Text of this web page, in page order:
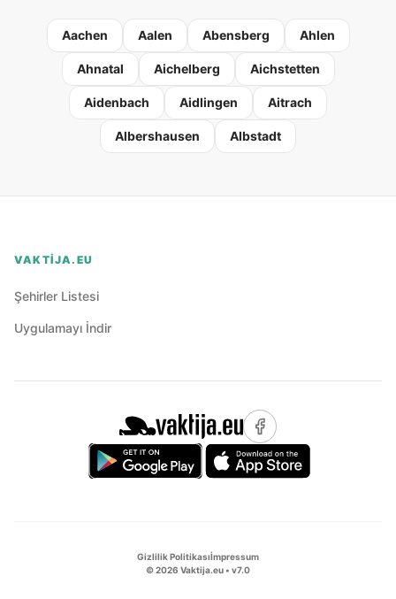
Aachen Aalen Abensberg Ahlen
Ahnatal Aichelberg Aichstetten
Aidenbach Aidlingen Aitrach
Albershausen Albstadt
VAKTIJA.EU
Şehirler Listesi
Uygulamayı İndir
Gizlilik Politikasıİmpressum
©2026 Vaktija.eu • v7.0